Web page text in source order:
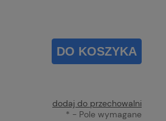
DO KOSZYKA
dodaj do przechowalni
* - Pole wymagane